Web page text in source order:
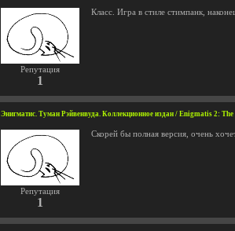
Репутация
1
Класс. Игра в стиле стимпанк,
Энигматис. Туман Рэйвенвуда. Коллекционное издан / Enigmatis 2:
Репутация
1
Скорей бы полная версия, очень